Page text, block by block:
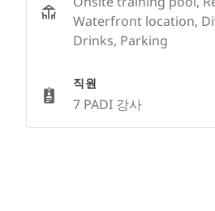
Waterfront location,
Drinks, Parking
직원
7 PADI 강사